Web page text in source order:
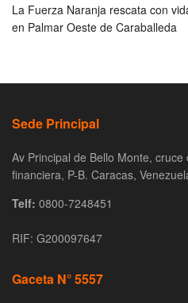
La Fuerza Naranja rescata con
en Palmar Oeste de Caraballeda
Sede Principal
Av Principal de Bello Monte,
financiera, P-B. Caracas,
Telf: 0800-7248451
RIF: G200097647
Gaceta N° 5557